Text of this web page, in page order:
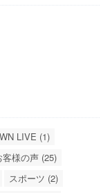
LIVE (1)
客様の声 (25)
スポーツ (2)